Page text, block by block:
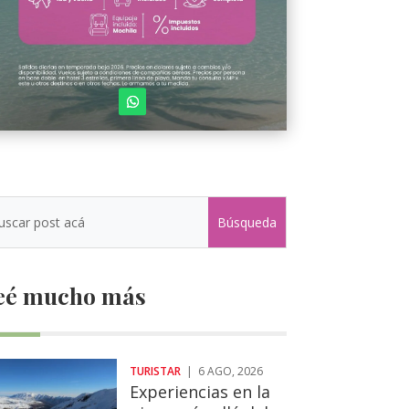
mucho más
TURISTAR | 6 AGO, 2026
Experiencias en la